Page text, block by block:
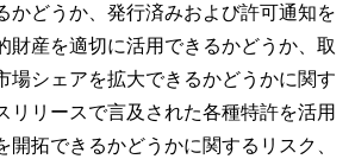
かどうか、発行済みおよび許可通知を
財産を適切に活用できるかどうか、取
場シェアを拡大できるかどうかに関す
リリースで言及された各種特許を活用
開拓できるかどうかに関するリスク、